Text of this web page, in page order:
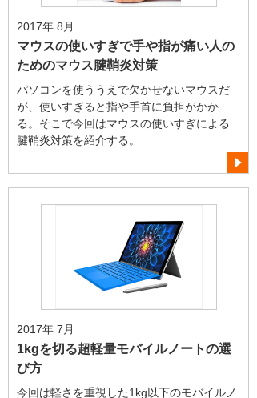
2017年 8月
マウスの使いすぎで手や指が痛い人の
ためのマウス腱鞘炎対策
パソコンを使ううえで欠かせないマウスだ
が、使いすぎると指や手首に負担がかか
る。そこで今回はマウスの使いすぎによる
腱鞘炎対策を紹介する。
2017年 7月
1kgを切る超軽量モバイルノートの選
び方
今回は軽さを重視した1kg以下のモバイルノ